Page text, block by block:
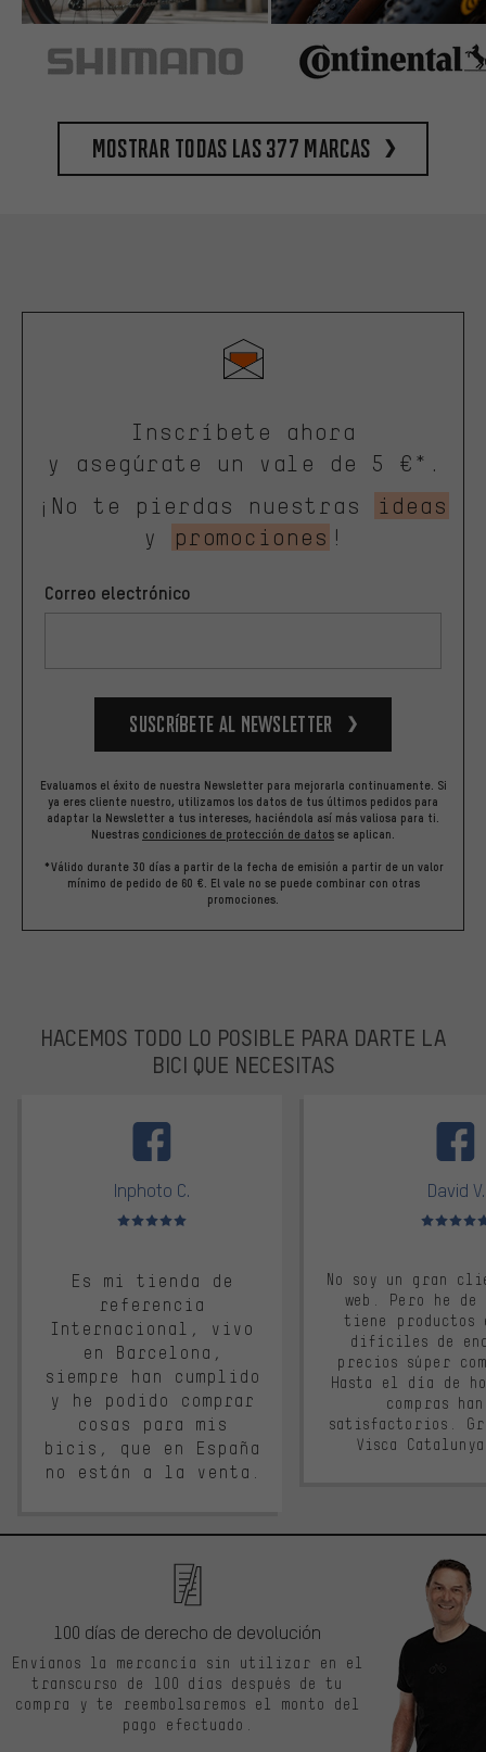
Mostrar todas las 377 marcas
Inscríbete ahora
y asegúrate un vale de 5 €*.
¡No te pierdas nuestras
ideas
y
promociones !
Correo electrónico
Suscríbete al newsletter
Evaluamos el éxito de nuestra Newsletter para mejorarla continuamente. Si
ya eres cliente nuestro, utilizamos los datos de tus últimos pedidos para
adaptar la Newsletter a tus intereses, haciéndola así más valiosa para ti.
Nuestras condiciones de protección de datos se aplican.
*Válido durante 30 días a partir de la fecha de emisión a partir de un valor
mínimo de pedido de 60 €. El vale no se puede combinar con otras
promociones.
HACEMOS TODO LO POSIBLE PARA DARTE LA
BICI QUE NECESITAS
Inphoto C.
Valoración media: 5 de 5
Es mi tienda de
referencia
Internacional, vivo
en Barcelona,
siempre han cumplido
y he podido comprar
cosas para mis
bicis, que en España
no están a la venta.
David V.
Valoración
No soy un gran
web. Pero he
tiene productos
difíciles de
precios súper
Hasta el día de
compras
satisfactorios.
Visca
100 días de derecho de devolución
Envíanos la mercancía sin utilizar en el
transcurso de 100 días después de tu
compra y te reembolsaremos el monto del
pago efectuado.